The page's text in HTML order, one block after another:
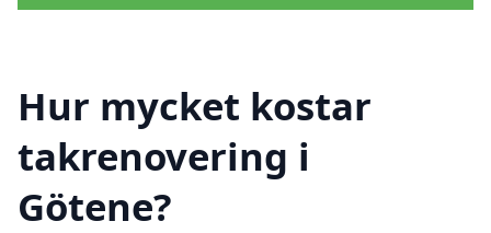
Hur mycket kostar
takrenovering i
Götene?